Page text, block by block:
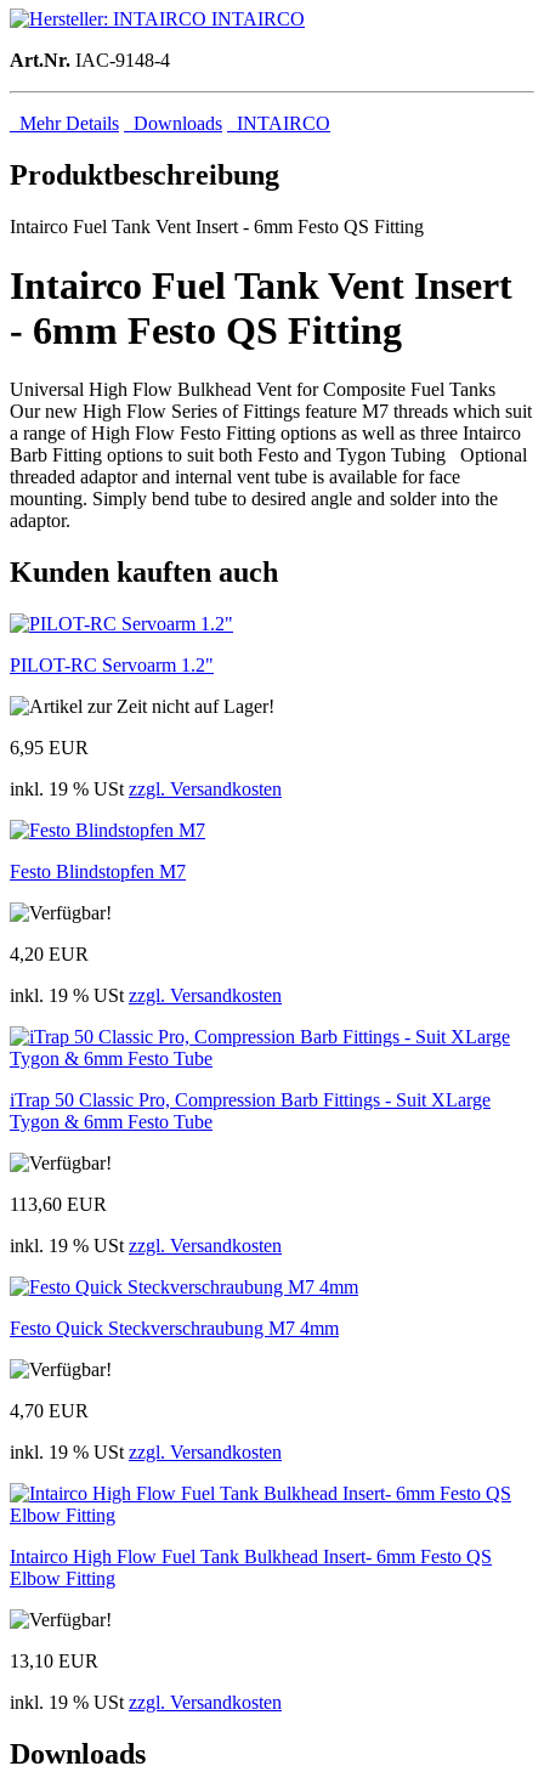
INTAIRCO
Art.Nr. IAC-9148-4
Mehr Details Downloads INTAIRCO
Produktbeschreibung
Intairco Fuel Tank Vent Insert - 6mm Festo QS Fitting
Intairco Fuel Tank Vent Insert
- 6mm Festo QS Fitting
Universal High Flow Bulkhead Vent for Composite Fuel Tanks
Our new High Flow Series of Fittings feature M7 threads which suit
a range of High Flow Festo Fitting options as well as three Intairco
Barb Fitting options to suit both Festo and Tygon Tubing Optional
threaded adaptor and internal vent tube is available for face
mounting. Simply bend tube to desired angle and solder into the
adaptor.
Kunden kauften auch
PILOT-RC Servoarm 1.2"
6,95 EUR
inkl. 19 % USt zzgl. Versandkosten
Festo Blindstopfen M7
4,20 EUR
inkl. 19 % USt zzgl. Versandkosten
iTrap 50 Classic Pro, Compression Barb Fittings - Suit XLarge
Tygon & 6mm Festo Tube
113,60 EUR
inkl. 19 % USt zzgl. Versandkosten
Festo Quick Steckverschraubung M7 4mm
4,70 EUR
inkl. 19 % USt zzgl. Versandkosten
Intairco High Flow Fuel Tank Bulkhead Insert- 6mm Festo QS
Elbow Fitting
13,10 EUR
inkl. 19 % USt zzgl. Versandkosten
Downloads